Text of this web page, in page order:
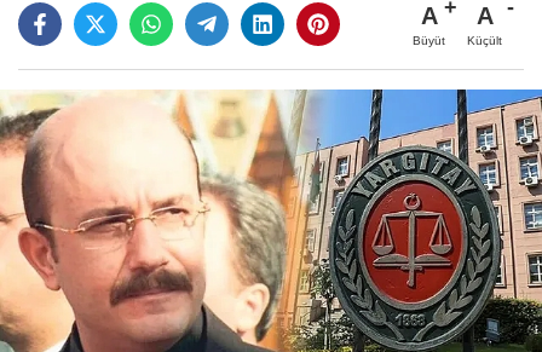
A
Büyüt
A
Küçült